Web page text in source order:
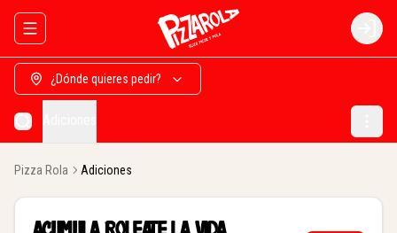
Abrir menu de navegación Login
¿Dónde quieres pedir?
Pizza Rola Adiciones